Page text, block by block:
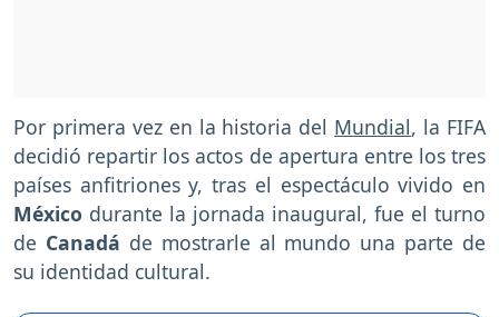
Por primera vez en la historia del Mundial, la FIFA
decidió repartir los actos de apertura entre los tres
países anfitriones y, tras el espectáculo vivido en
México durante la jornada inaugural, fue el turno
de Canadá de mostrarle al mundo una parte de
su identidad cultural.